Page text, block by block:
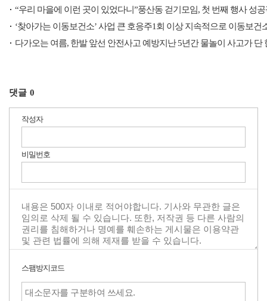
“우리 마을에 이런 곳이 있었다니”풍산동 걷기모임, 첫 번째 행사 성
‘찾아가는 이동보건소’ 사업 큰 호응주1회 이상 지속적으로 이동보건
다가오는 여름, 한발 앞선 안전사고 예방지난 5년간 물놀이 사고가 단
댓글 0
작성자
비밀번호
스팸방지코드